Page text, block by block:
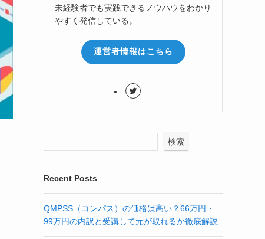
未経験者でも実践できるノウハウをわかり
やすく発信している。
運営者情報はこちら
検索
Recent Posts
QMPSS（コンパス）の価格は高い？66万円・
99万円の内訳と受講して元が取れるか徹底解説